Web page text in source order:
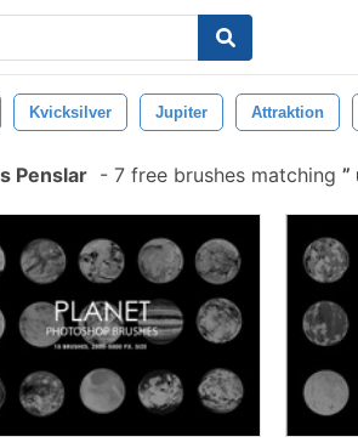
Kvicksilver Jupiter Attraktion
Penslar - 7 free brushes matching